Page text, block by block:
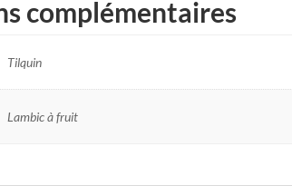
complémentaires
Tilquin
Lambic à fruit